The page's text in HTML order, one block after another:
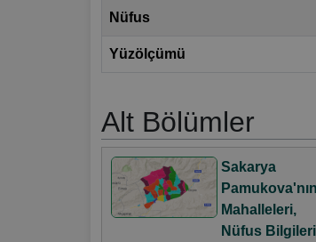
Nüfus
Yüzölçümü
Alt Bölümler
Sakarya
Pamukova'nın
Mahalleleri,
Nüfus